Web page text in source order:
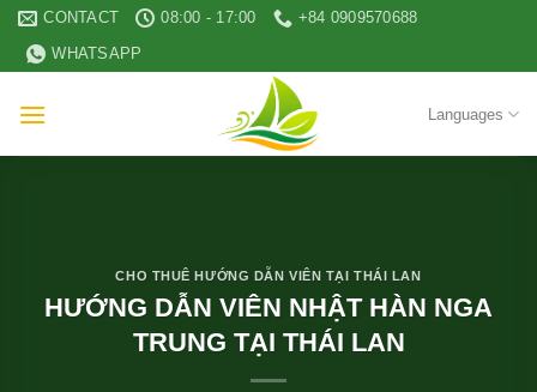
Skip
content
CONTACT 08:00 - 17:00
+84 0909570688
WHATSAPP
Languages
CHO THUÊ HƯỚNG DẪN VIÊN TẠI THÁI LAN
HƯỚNG DẪN VIÊN NHẬT HÀN NGA
TRUNG TẠI THÁI LAN